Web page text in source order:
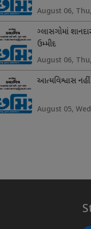
August 06,
ગ્લાસગોમાં
ઉમ્મીદ
August 06,
આત્મવિશ્વાસ
August 05,